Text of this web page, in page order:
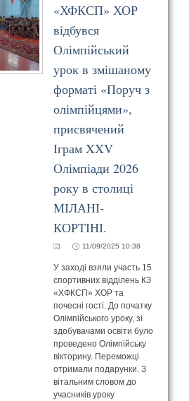
«ХФКСП» ХОР
відбувся
Олімпійський
урок в змішаному
форматі «Поруч з
олімпійцями»,
присвячений
Іграм XXV
Олімпіади 2026
року в столиці
МІЛАНІ-
КОРТІНІ.
11/09/2025 10:38
У заході взяли участь 15
спортивних відділень КЗ
«ХФКСП» ХОР та
почесні гості. До початку
Олімпійського уроку, зі
здобувачами освіти було
проведено Олімпійську
вікторину. Переможці
отримали подарунки. З
вітальним словом до
учасників уроку